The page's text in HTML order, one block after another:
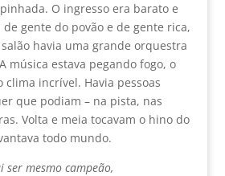
O ingresso era barato e
gente do povão e de gente rica,
havia uma grande orquestra
música estava pegando fogo, o
clima incrível. Havia pessoas
que podiam – na pista, nas
Volta e meia tocavam o hino do
todo mundo.
ser mesmo campeão,